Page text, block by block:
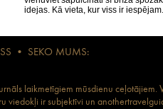
idejas. Kā vieta, kur viss ir
• SEKO MUMS:
laikmetīgiem mūsdienu
viedokļi ir subjektīvi un